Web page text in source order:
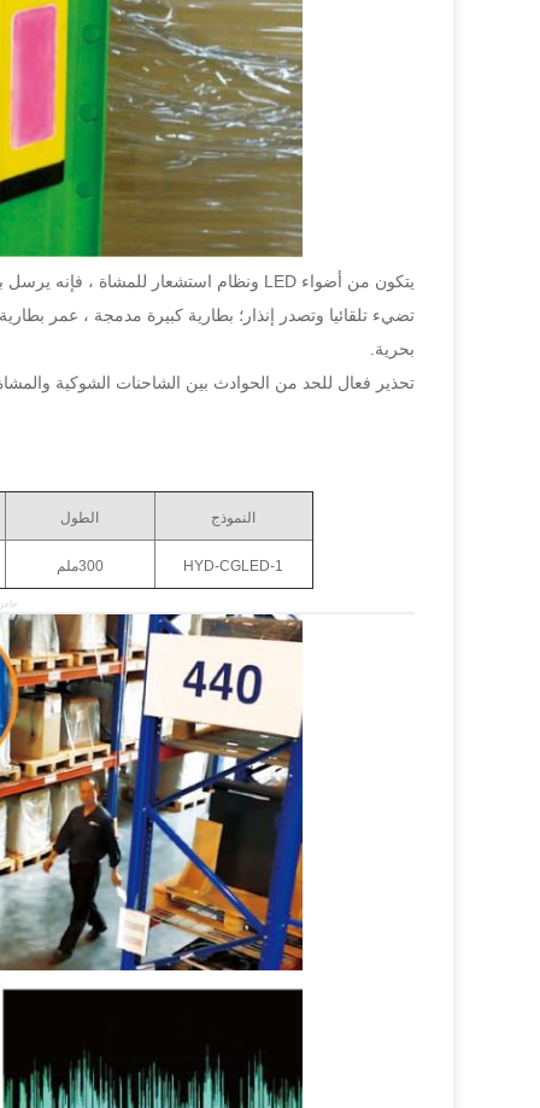
تضيء تلقائيا وتصدر إنذار؛ بطارية كبيرة مدمجة ، عمر
بحرية.
تحذير فعال للحد من الحوادث بين الشاحنات الشوكية
النموذج الطول
HYD-CGLED-1 300ملم